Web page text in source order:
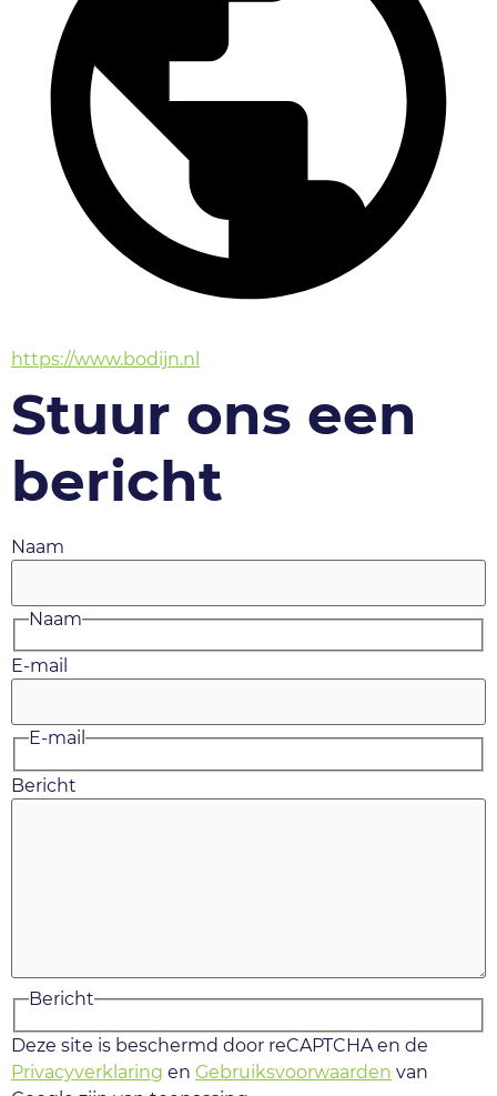
https://www.bodijn.nl
Stuur ons een
bericht
Naam
Naam
E-mail
E-mail
Bericht
Bericht
Deze site is beschermd door reCAPTCHA en de
Privacyverklaring en Gebruiksvoorwaarden van